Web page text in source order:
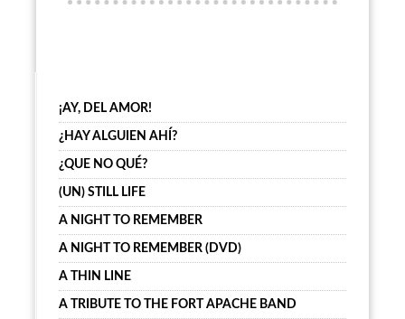
¡AY, DEL AMOR!
¿HAY ALGUIEN AHÍ?
¿QUE NO QUÉ?
(UN) STILL LIFE
A NIGHT TO REMEMBER
A NIGHT TO REMEMBER (DVD)
A THIN LINE
A TRIBUTE TO THE FORT APACHE BAND